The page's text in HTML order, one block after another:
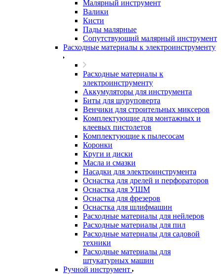
Малярный инструмент
Валики
Кисти
Пады малярные
Сопутствующий малярный инструмент
Расходные материалы к электроинструменту
Расходные материалы к
электроинструменту
Аккумуляторы для инструмента
Биты для шуруповерта
Венчики для строительных миксеров
Комплектующие для монтажных и
клеевых пистолетов
Комплектующие к пылесосам
Коронки
Круги и диски
Масла и смазки
Насадки для электроинструмента
Оснастка для дрелей и перфораторов
Оснастка для УШМ
Оснастка для фрезеров
Оснастка для шлифмашин
Расходные материалы для нейлеров
Расходные материалы для пил
Расходные материалы для садовой
техники
Расходные материалы для
штукатурных машин
Ручной инструмент